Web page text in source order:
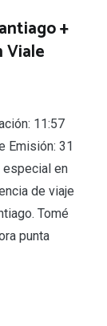
+
Viale
11:57
Emisión: 31
especial en
de viaje
Tomé
punta